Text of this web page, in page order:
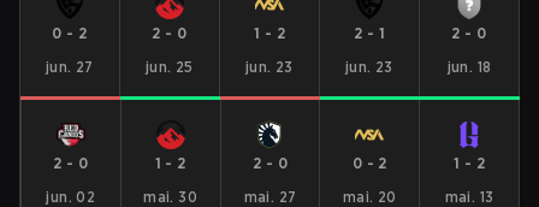
0 - 2
jun. 27
2 - 0
jun. 25
1 - 2
jun. 23
2 - 1
jun. 23
2 - 0
jun. 18
2 - 0
jun. 02
1 - 2
mai. 30
2 - 0
mai. 27
0 - 2
mai. 20
1 - 2
mai. 13